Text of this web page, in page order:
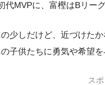
代MVPに、富樫はBリー
少しだけど、近づけた
子供たちに勇気や希望
ス